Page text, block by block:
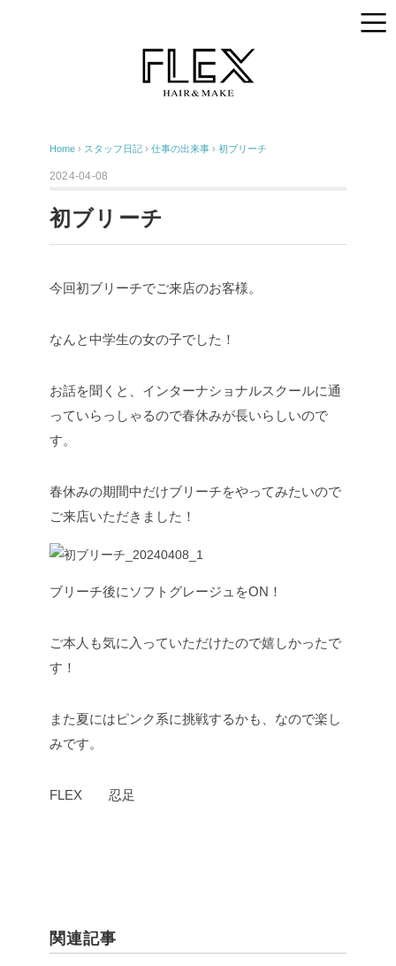
Home › スタッフ日記 › 仕事の出来事 › 初ブリーチ
2024-04-08
初ブリーチ
今回初ブリーチでご来店のお客様。
なんと中学生の女の子でした！
お話を聞くと、インターナショナルスクールに通
っていらっしゃるので春休みが長いらしいので
す。
春休みの期間中だけブリーチをやってみたいので
ご来店いただきました！
ブリーチ後にソフトグレージュをON！
ご本人も気に入っていただけたので嬉しかったで
す！
また夏にはピンク系に挑戦するかも、なので楽し
みです。
FLEX 忍足
関連記事